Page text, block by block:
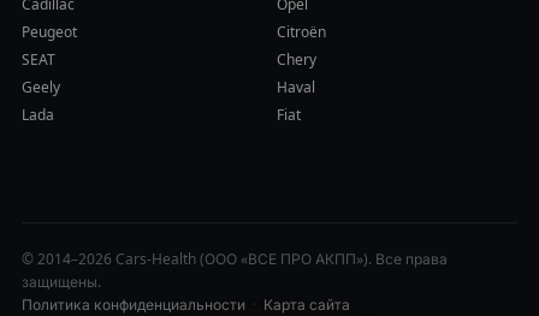
Cadillac
Opel
Peugeot
Citroën
SEAT
Chery
Geely
Haval
Lada
Fiat
© 2014–2026 Cars-Health (ООО «ВСЕ ПРО АКПП»). Все права
защищены.
Политика конфиденциальности · Карта сайта